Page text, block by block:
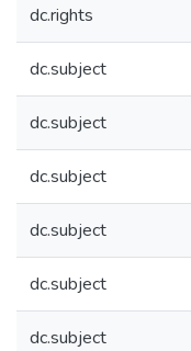
dc.rights
dc.subject
dc.subject
dc.subject
dc.subject
dc.subject
dc.subject